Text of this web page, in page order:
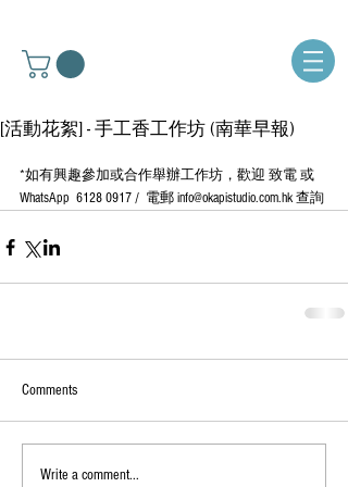
[活動花絮] - 手工香工作坊 (南華早報)
*如有興趣參加或合作舉辦工作坊，歡迎 致電 或
WhatsApp  6128 0917 /  電郵 info@okapistudio.com.hk 查詢
Comments
Write a comment...